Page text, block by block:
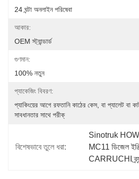
24 ঘন্টা অনলাইন পরিষেবা
আকার:
OEM স্ট্যান্ডার্ড
গুণমান:
100% নতুন
প্যাকেজিং বিবরণ:
প্যাকিংয়ের আগে রফতানি কাঠের কেস, বা প্যালেট বা
সাবধানতার সাথে পরীক্
বিশেষভাবে তুলে ধরা:
Sinotruk
MC11 ডিজেল
CARRUCHI